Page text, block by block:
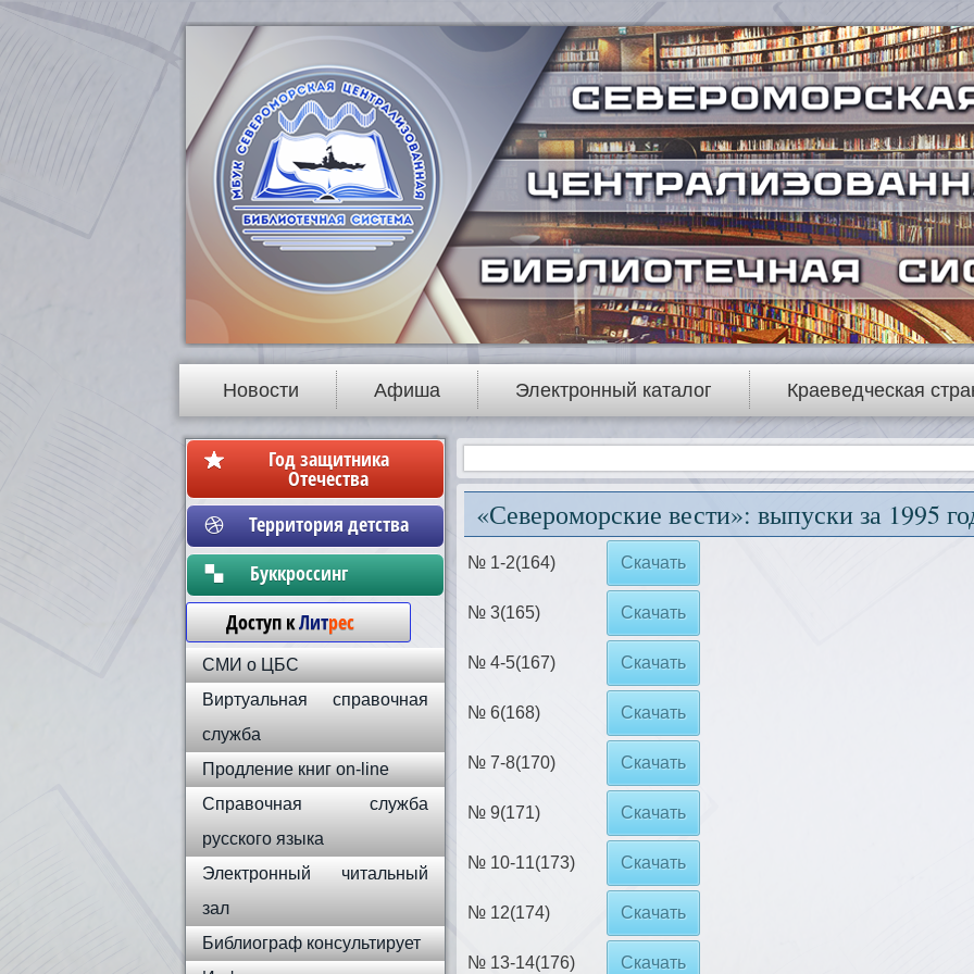
Новости Афиша Электронный каталог Краеведческая
Год защитника
Отечества
Территория детства
Бyккpoccинг
Доступ кЛитрес
СМИ о ЦБС
Виртуальная справочная
служба
Продление книг on-line
Справочная служба
русского языка
Электронный читальный
зал
Библиограф консультирует
«Североморские вести»: выпуски за 1995
№ 1-2(164) Скачать
№ 3(165) Скачать
№ 4-5(167) Скачать
№ 6(168) Скачать
№ 7-8(170) Скачать
№ 9(171) Скачать
№ 10-11(173) Скачать
№ 12(174) Скачать
№ 13-14(176) Скачать